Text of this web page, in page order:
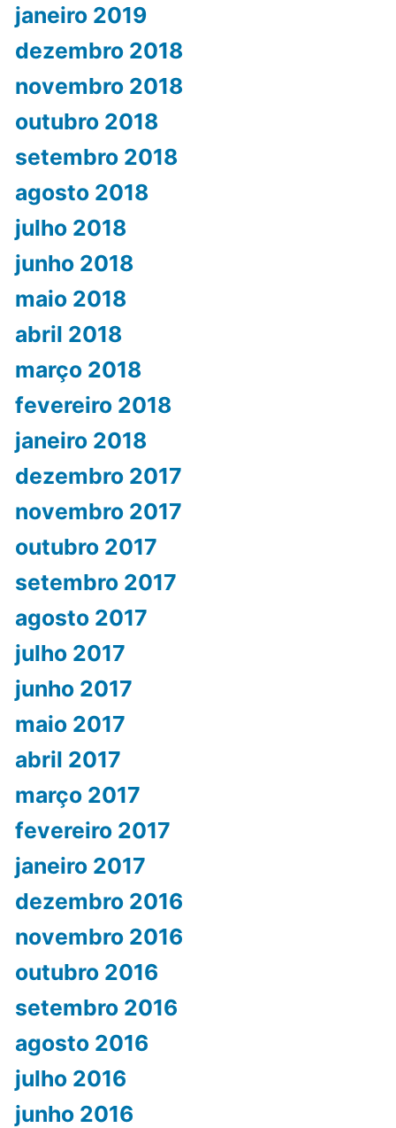
janeiro 2019
dezembro 2018
novembro 2018
outubro 2018
setembro 2018
agosto 2018
julho 2018
junho 2018
maio 2018
abril 2018
março 2018
fevereiro 2018
janeiro 2018
dezembro 2017
novembro 2017
outubro 2017
setembro 2017
agosto 2017
julho 2017
junho 2017
maio 2017
abril 2017
março 2017
fevereiro 2017
janeiro 2017
dezembro 2016
novembro 2016
outubro 2016
setembro 2016
agosto 2016
julho 2016
junho 2016